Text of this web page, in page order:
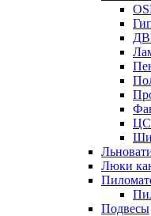
Люки
Подвесы